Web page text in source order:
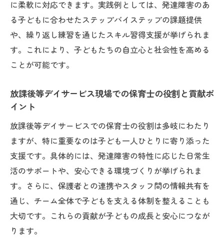
保育士が放課後等デイサービスで意識すべ
き役割の違い
放課後等デイサービスでスムーズに転身す
るためのヒント
等デイサービスの準備
スでの心構え
児童指導員任用資格の取得条件と実務の要点
放課後等デイサービス児童指導員任用資格
の取得条件まとめ
保育士資格で放課後等デイサービス児童指
導員になれるか
放課後等デイサービスの児童指導員任用資
に柔軟に対応できます。実践例としては、発達障害のあ
る子どもに合わせたステップバイステップの課題提供
や、繰り返し練習を通じたスキル習得支援が挙げられま
す。これにより、子どもたちの自立心と社会性を高める
ことが可能です。
放課後等デイサービス現場での保育士の役割と貢献ポ
イント
放課後等デイサービスでの保育士の役割は多岐にわたり
ますが、特に重要なのは子ども一人ひとりに寄り添った
支援です。具体的には、発達障害の特性に応じた日常生
活のサポートや、安心できる環境づくりが挙げられま
す。さらに、保護者との連携やスタッフ間の情報共有を
通じ、チーム全体で子どもを支える体制を整えることも
大切です。これらの貢献が子どもの成長と安心につなが
ります。